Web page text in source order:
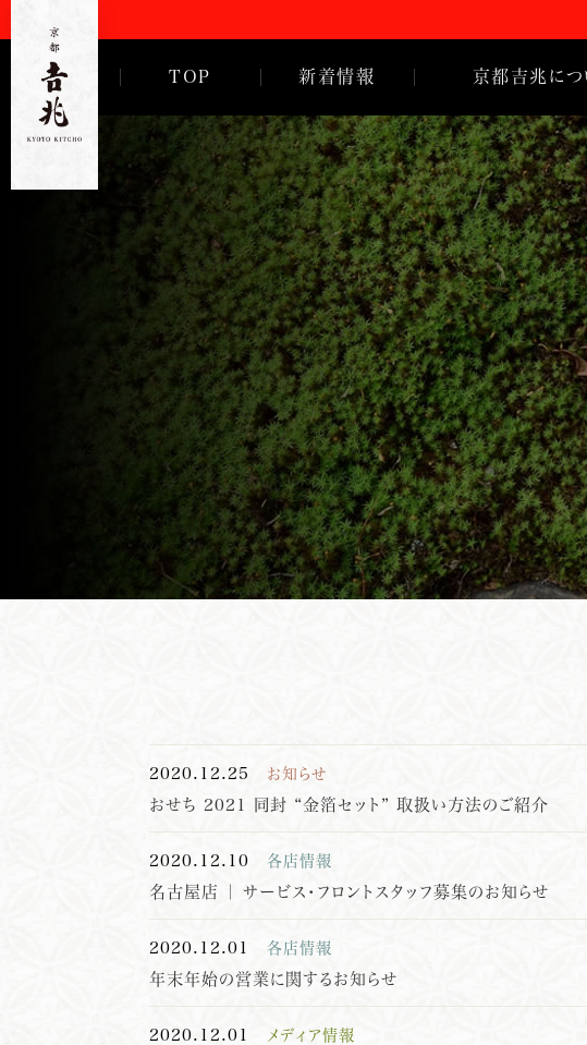
TOP 新着情報 京都吉兆につ
ご挨拶
徳岡邦夫 コラム
京都吉兆とは
歴代亭主のご紹介
沿革・歴史
会社概要
採用情報
2020.12.25 お知らせ
おせち 2021 同封 “金箔セット” 取扱い方法のご紹介
2020.12.10 各店情報
名古屋店 ｜ サービス・フロントスタッフ募集のお知らせ
2020.12.01 各店情報
年末年始の営業に関するお知らせ
2020.12.01 メディア情報